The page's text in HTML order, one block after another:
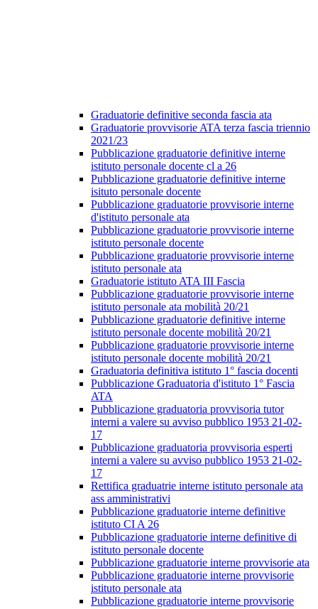
Graduatorie definitive seconda fascia ata
Graduatorie provvisorie ATA terza fascia triennio
2021/23
Pubblicazione graduatorie definitive interne
istituto personale docente cl a 26
Pubblicazione graduatorie definitive interne
isituto personale docente
Pubblicazione graduatorie provvisorie interne
d'istituto personale ata
Pubblicazione graduatorie provvisorie interne
istituto personale docente
Pubblicazione graduatorie provvisorie interne
istituto personale ata
Graduatorie istituto ATA III Fascia
Pubblicazione graduatorie provvisorie interne
istituto personale ata mobilità 20/21
Pubblicazione graduatorie definitive interne
istituto personale docente mobilità 20/21
Pubblicazione graduatorie provvisorie interne
istituto personale docente mobilità 20/21
Graduatoria definitiva istituto 1° fascia docenti
Pubblicazione Graduatoria d'istituto 1° Fascia
ATA
Pubblicazione graduatoria provvisoria tutor
interni a valere su avviso pubblico 1953 21-02-
17
Pubblicazione graduatoria provvisoria esperti
interni a valere su avviso pubblico 1953 21-02-
17
Rettifica graduatrie interne istituto personale ata
ass amministrativi
Pubblicazione graduatorie interne definitive
istituto CI A 26
Pubblicazione graduatorie interne definitive di
istituto personale docente
Pubblicazione graduatorie interne provvisorie ata
Pubblicazione graduatorie interne provvisorie
istituto personale ata
Pubblicazione graduatorie interne provvisorie